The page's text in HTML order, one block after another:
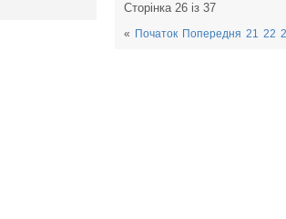
Сторінка 26 із 37
« Початок Попередня 21 22